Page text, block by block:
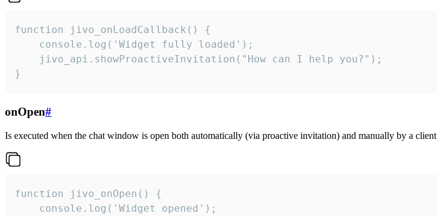
function jivo_onLoadCallback() {
    console.log('Widget fully loaded');
    jivo_api.showProactiveInvitation("How can I help you?");
}
onOpen#
Is executed when the chat window is open both automatically (via proactive invitation) and manually by a client
function jivo_onOpen() {
    console.log('Widget opened');